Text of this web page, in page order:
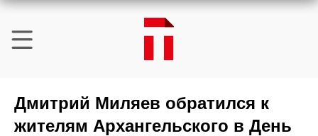
Дмитрий Миляев обратился к
жителям Архангельского в День